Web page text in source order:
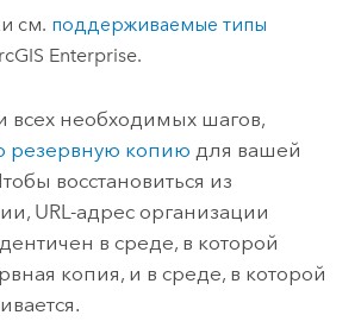
см. поддерживаемые типы
Enterprise.
всех необходимых шагов,
резервную копию для вашей
восстановиться из
URL-адрес организации
в среде, в которой
копия, и в среде, в которой